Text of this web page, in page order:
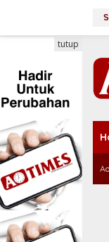
e
k
n
t
e
tutup